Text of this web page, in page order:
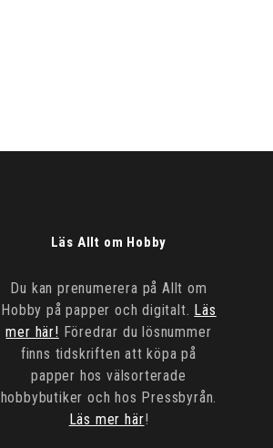
Läs Allt om Hobby
Du kan prenumerera på Allt om
Hobby på papper och digitalt. Läs
mer här! Föredrar du lösnummer
finns tidskriften att köpa på
papper hos välsorterade
hobbybutiker och hos Pressbyrån.
Läs mer här!